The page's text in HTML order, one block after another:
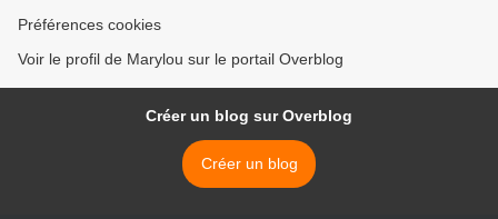
Préférences cookies
Voir le profil de Marylou sur le portail Overblog
Créer un blog sur Overblog
Créer un blog